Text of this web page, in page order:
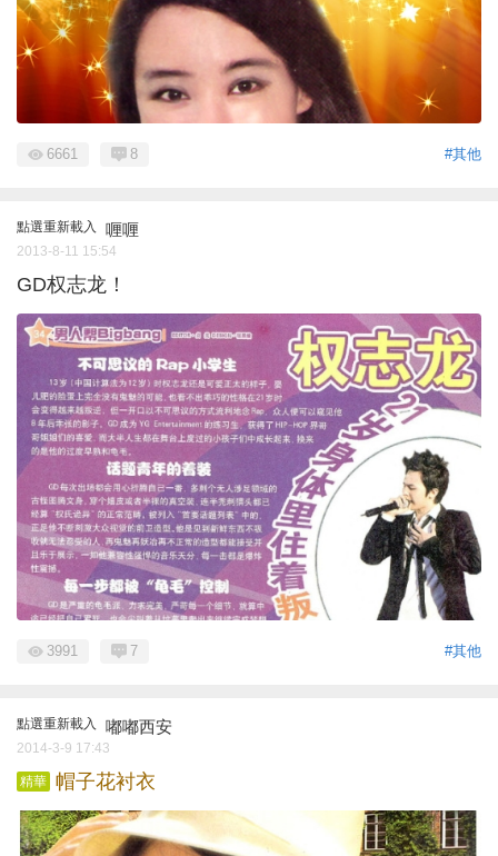
#其他
6661 8
點選重新載入 喱喱
2013-8-11 15:54
GD权志龙！
#其他
3991 7
點選重新載入 嘟嘟西安
2014-3-9 17:43
精華 帽子花衬衣